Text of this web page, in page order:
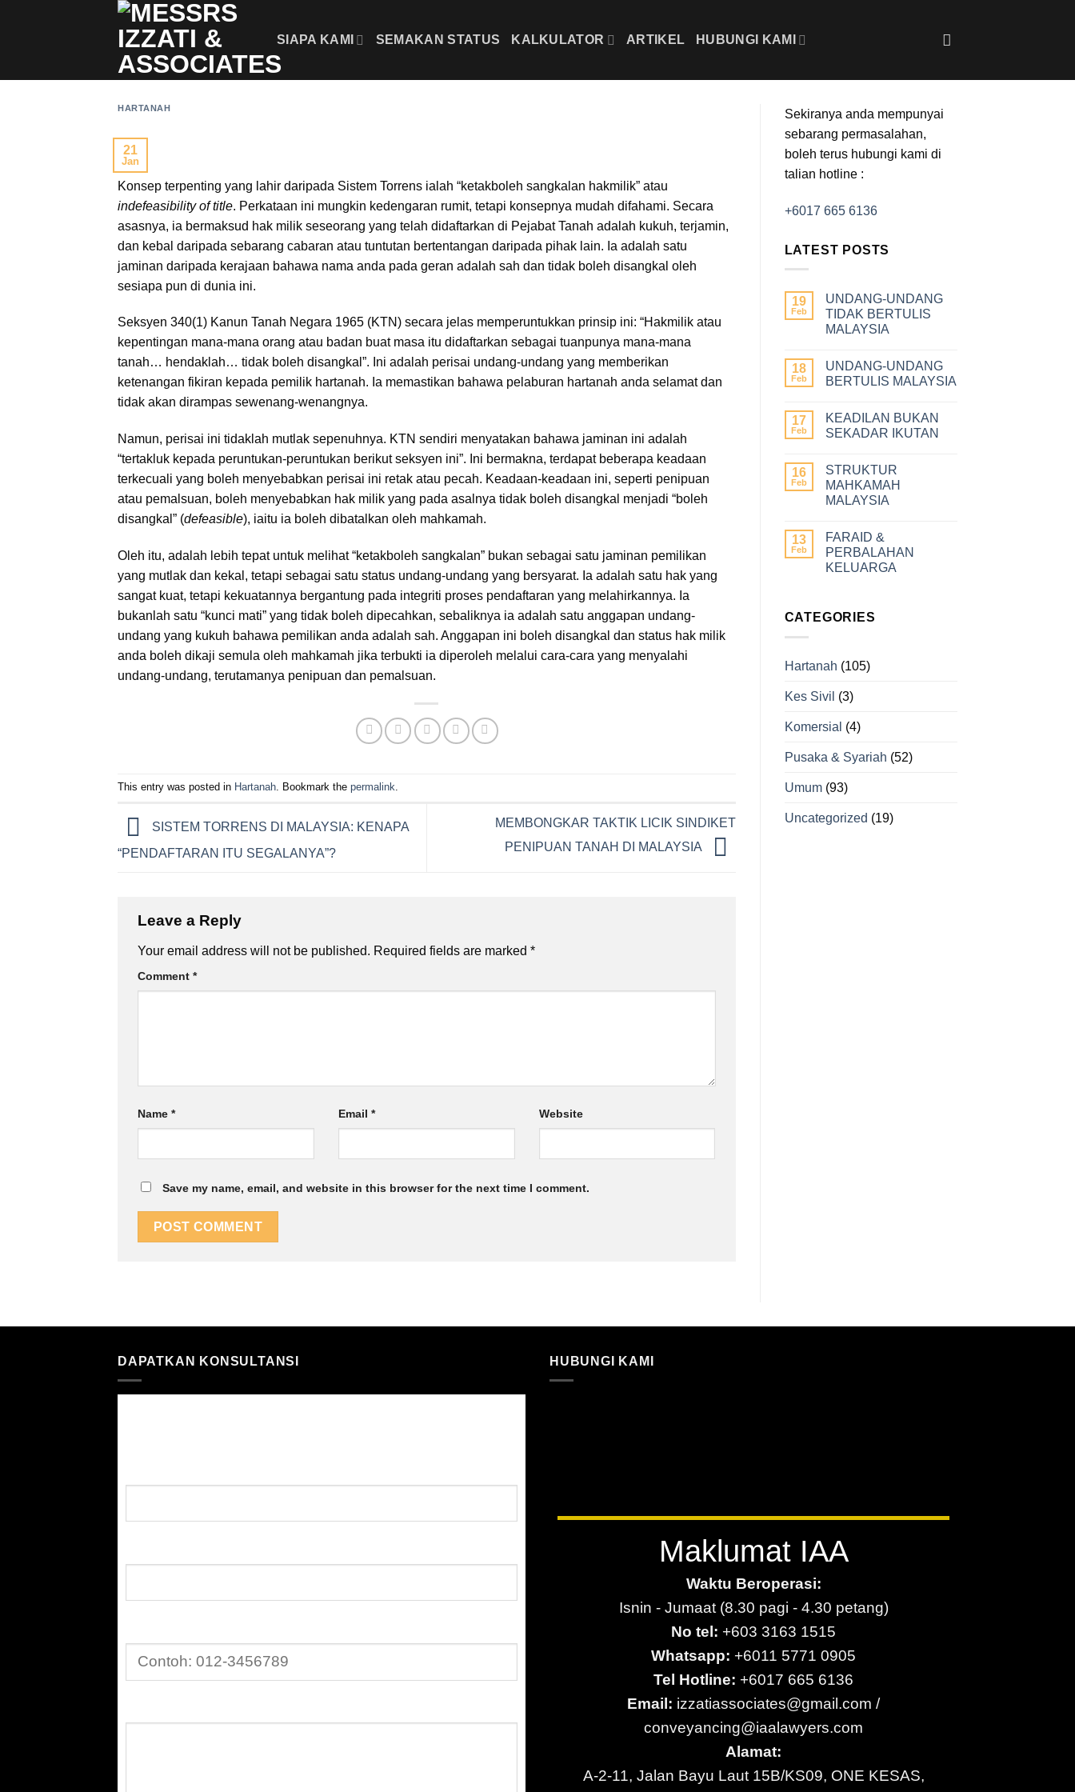
SIAPA KAMI SEMAKAN STATUS KALKULATOR ARTIKEL HUBUNGI KAMI
HARTANAH
21
Jan
Konsep terpenting yang lahir daripada Sistem Torrens ialah “ketakboleh sangkalan hakmilik” atau
indefeasibility of title. Perkataan ini mungkin kedengaran rumit, tetapi konsepnya mudah difahami. Secara
asasnya, ia bermaksud hak milik seseorang yang telah didaftarkan di Pejabat Tanah adalah kukuh, terjamin,
dan kebal daripada sebarang cabaran atau tuntutan bertentangan daripada pihak lain. Ia adalah satu
jaminan daripada kerajaan bahawa nama anda pada geran adalah sah dan tidak boleh disangkal oleh
sesiapa pun di dunia ini.
Seksyen 340(1) Kanun Tanah Negara 1965 (KTN) secara jelas memperuntukkan prinsip ini: “Hakmilik atau
kepentingan mana-mana orang atau badan buat masa itu didaftarkan sebagai tuanpunya mana-mana
tanah… hendaklah… tidak boleh disangkal”. Ini adalah perisai undang-undang yang memberikan
ketenangan fikiran kepada pemilik hartanah. Ia memastikan bahawa pelaburan hartanah anda selamat dan
tidak akan dirampas sewenang-wenangnya.
Namun, perisai ini tidaklah mutlak sepenuhnya. KTN sendiri menyatakan bahawa jaminan ini adalah
“tertakluk kepada peruntukan-peruntukan berikut seksyen ini”. Ini bermakna, terdapat beberapa keadaan
terkecuali yang boleh menyebabkan perisai ini retak atau pecah. Keadaan-keadaan ini, seperti penipuan
atau pemalsuan, boleh menyebabkan hak milik yang pada asalnya tidak boleh disangkal menjadi “boleh
disangkal” (defeasible), iaitu ia boleh dibatalkan oleh mahkamah.
Oleh itu, adalah lebih tepat untuk melihat “ketakboleh sangkalan” bukan sebagai satu jaminan pemilikan
yang mutlak dan kekal, tetapi sebagai satu status undang-undang yang bersyarat. Ia adalah satu hak yang
sangat kuat, tetapi kekuatannya bergantung pada integriti proses pendaftaran yang melahirkannya. Ia
bukanlah satu “kunci mati” yang tidak boleh dipecahkan, sebaliknya ia adalah satu anggapan undang-
undang yang kukuh bahawa pemilikan anda adalah sah. Anggapan ini boleh disangkal dan status hak milik
anda boleh dikaji semula oleh mahkamah jika terbukti ia diperoleh melalui cara-cara yang menyalahi
undang-undang, terutamanya penipuan dan pemalsuan.
This entry was posted in Hartanah. Bookmark the permalink.
SISTEM TORRENS DI MALAYSIA: KENAPA
“PENDAFTARAN ITU SEGALANYA”?
MEMBONGKAR TAKTIK LICIK SINDIKET
PENIPUAN TANAH DI MALAYSIA
Leave a Reply
Your email address will not be published. Required fields are marked *
Comment *
Name * Email * Website
Save my name, email, and website in this browser for the next time I comment.
Sekiranya anda mempunyai
sebarang permasalahan,
boleh terus hubungi kami di
talian hotline :
+6017 665 6136
LATEST POSTS
19
Feb
UNDANG-UNDANG
TIDAK BERTULIS
MALAYSIA
18
Feb
UNDANG-UNDANG
BERTULIS MALAYSIA
17
Feb
KEADILAN BUKAN
SEKADAR IKUTAN
16
Feb
STRUKTUR
MAHKAMAH
MALAYSIA
13
Feb
FARAID &
PERBALAHAN
KELUARGA
CATEGORIES
Hartanah (105)
Kes Sivil (3)
Komersial (4)
Pusaka & Syariah (52)
Umum(93)
Uncategorized (19)
DAPATKAN KONSULTANSI HUBUNGI KAMI
Maklumat IAA
Waktu Beroperasi:
Isnin - Jumaat (8.30 pagi - 4.30 petang)
No tel: +603 3163 1515
Whatsapp: +6011 5771 0905
Tel Hotline: +6017 665 6136
Email: izzatiassociates@gmail.com /
conveyancing@iaalawyers.com
Alamat:
A-2-11, Jalan Bayu Laut 15B/KS09, ONE KESAS,